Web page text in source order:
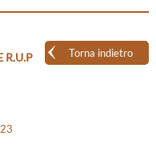
Torna indietro
R.U.P